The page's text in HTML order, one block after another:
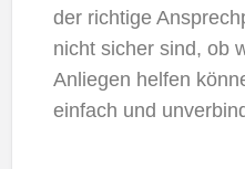
der richtige
nicht sicher sind, ob
Anliegen helfen
einfach und